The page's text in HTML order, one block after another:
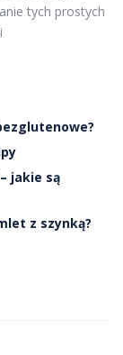
tych prostych
jakie są
z szynką?